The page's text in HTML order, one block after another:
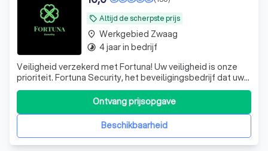
local_offer Altijd de scherpste prijs
Veiligheid verzekerd met Fortuna! Uw veiligheid is onze
prioriteit. Fortuna Security, het beveiligingsbedrijf dat uw
gemoedsrust herstelt door u te voorzien van
professionele, op maat gemaakte en betrouwbare
beveiligingsoplossingen. En op maat gemaakte bedoelen
we ook echt op maat gemaakt. We hebben
Beschikbaarheid
Ontvang prijsopgave
place Werkgebied Zwaag
timelapse 4 jaar in bedrijf